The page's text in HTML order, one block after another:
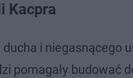
Kacpra
i niegasnącego
pomagały budować